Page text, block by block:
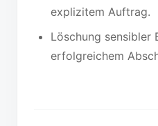
explizitem Auftrag.
Löschung sensibler
erfolgreichem